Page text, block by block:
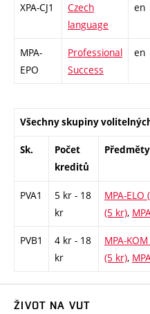
XPA-CJ1
Czech
language
en
MPA-
EPO
Professional
Success
en
Všechny skupiny
Sk.
Počet
kreditů
Předměty
PVA1
5 kr - 18
kr
MPA-ELO
(5 kr),
PVB1
4 kr - 18
kr
MPA-
(5 kr),
ŽIVOT NA VUT